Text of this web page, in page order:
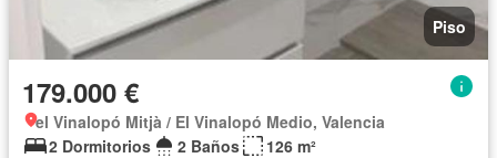
Piso
179.000 €
el Vinalopó Mitjà / El Vinalopó Medio, Valencia
2 Dormitorios
2 Baños
126 m²